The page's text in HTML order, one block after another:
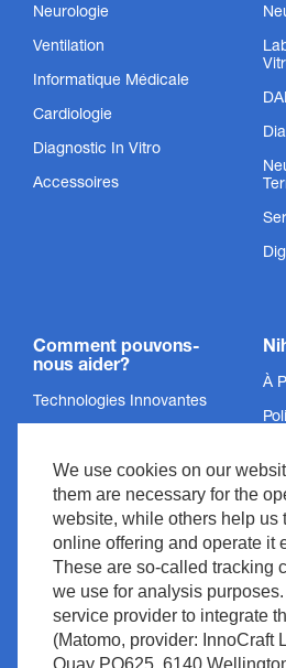
We use cookies on our
them are necessary for the
website, while others help us
online offering and operate it
These are so-called tracking
we use for analysis
service provider to integrate
(Matomo, provider: InnoCraft
Neurologie
Ventilation
Informatique Médicale
Cardiologie
Diagnostic In Vitro
Accessoires
Comment pouvons-
nous aider?
Technologies Innovantes
Soutien
Actualités et Événements
Espace documentation
Contact
À